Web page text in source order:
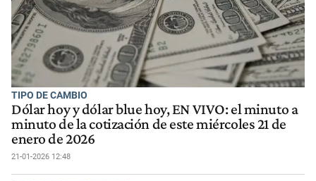
TIPO DE CAMBIO
Dólar hoy y dólar blue hoy, EN VIVO: el minuto a
minuto de la cotización de este miércoles 21 de
enero de 2026
21-01-2026 12:48